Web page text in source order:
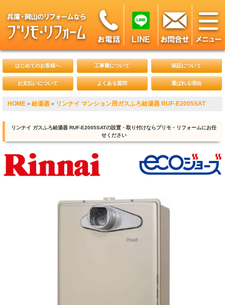
はじめてのお客様へ 工事費について 保証について
お支払いについて よくある質問 選ばれる理由
HOME > 給湯器 > リンナイ マンション用ガスふろ給湯器 RUF-E2005SAT
リンナイ ガスふろ給湯器 RUF-E2005SATの設置・取り付けならプリモ・リフォームにお任
せください